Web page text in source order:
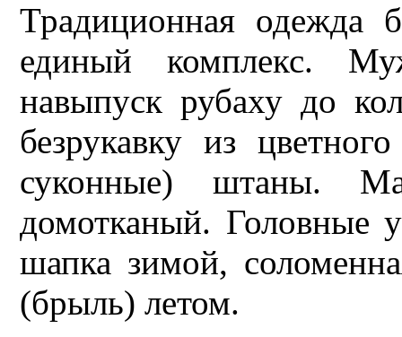
Традиционная одежда
единый комплекс.
навыпуск рубаху до
безрукавку из
суконные) штаны.
домотканый. Головные
шапка зимой,
(брыль) летом.